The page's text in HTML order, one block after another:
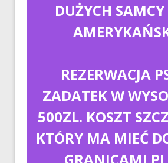
DUŻYCH
REZERWACJA
ZADATEK W
500ZL. KOSZT
KTÓRY MA MIEĆ